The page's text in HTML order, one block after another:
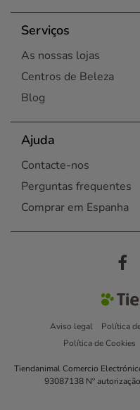
Serviços
As nossas lojas
Centros de Beleza
Blog
Ajuda
Contacte-nos
Perguntas frequentes
Comprar em Espanha
Aviso legal Política
Política de Cookies
Tiendanimal Comercio
93087138 Nº